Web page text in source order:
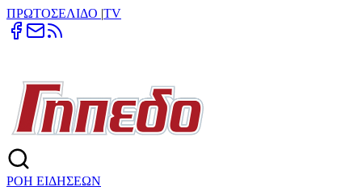
ΠΡΩΤΟΣΕΛΙΔΟ |TV
ΡΟΗ ΕΙΔΗΣΕΩΝ